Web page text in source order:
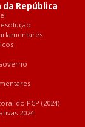
República
do PCP (2024)
2024